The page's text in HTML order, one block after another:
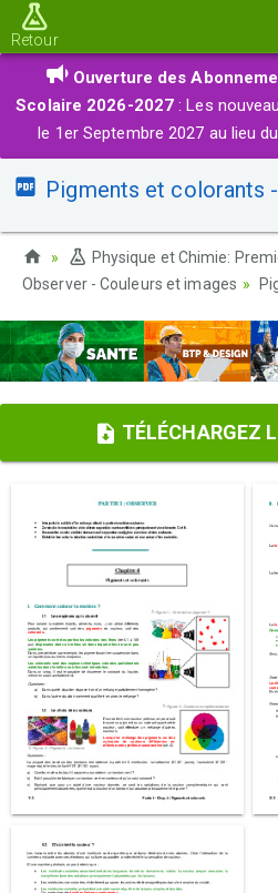
Retour
Ouverture des
Scolaire 2026-2027 : Les
le 1er Septembre 2027 au lieu
Pigments et colorants
Physique et Chimie:
Observer - Couleurs et images
TÉLÉCHARGEZ